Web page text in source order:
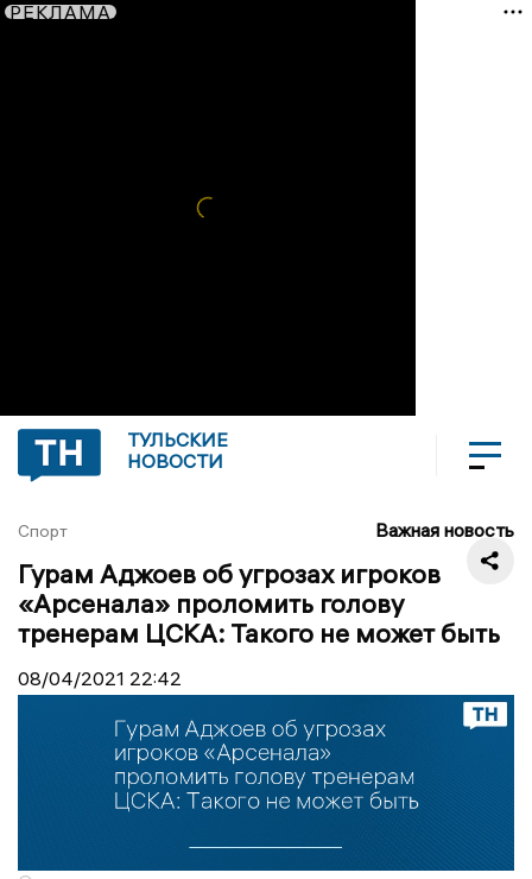
РЕКЛАМА
ТУЛЬСКИЕ
НОВОСТИ
Спорт Важная новость
Гурам Аджоев об угрозах игроков
«Арсенала» проломить голову
тренерам ЦСКА: Такого не может быть
08/04/2021 22:42